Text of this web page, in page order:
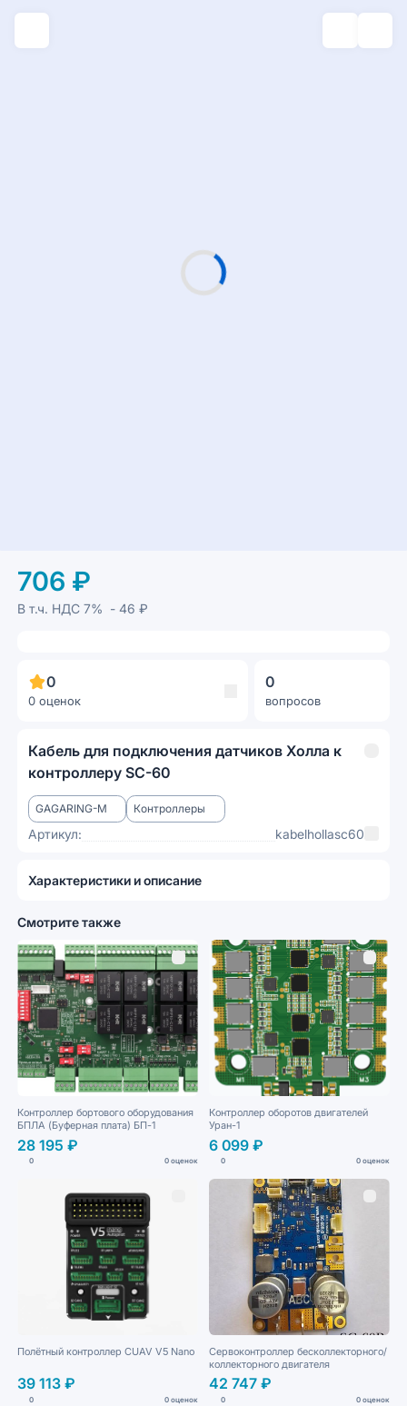
706 ₽
В т.ч. НДС7% - 46 ₽
0
0 оценок
0
вопросов
Кабель для подключения датчиков Холла к
контроллеру SC-60
GAGARING-M Контроллеры
Артикул: kabelhollasc60
Характеристики и описание
Смотрите также
Контроллер бортового оборудования
БПЛА (Буферная плата) БП-1
28 195 ₽
0 0 оценок
Контроллер оборотов двигателей
Уран-1
6 099 ₽
0 0 оценок
Полётный контроллер CUAV V5 Nano
39 113 ₽
0 0 оценок
Сервоконтроллер бесколлекторного/
коллекторного двигателя
42 747 ₽
0 0 оценок